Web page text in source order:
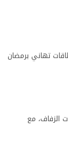
تهاني برمضان
الزفاف، مع